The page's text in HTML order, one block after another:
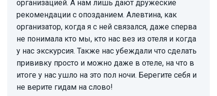
организацией. А нам лишь дают дружеские
рекомендации с опозданием. Алевтина, как
организатор, когда я с ней связался, даже сперва
не понимала кто мы, кто нас вез из отеля и когда
у нас экскурсия. Также нас убеждали что сделать
прививку просто и можно даже в отеле, на что в
итоге у нас ушло на это пол ночи. Берегите себя и
не верите гидам на слово!